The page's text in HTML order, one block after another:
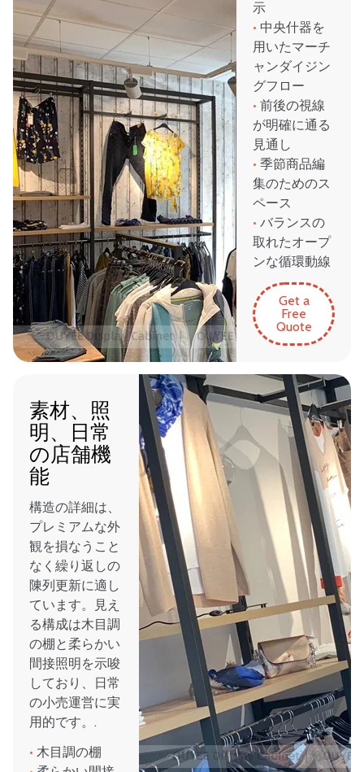
示
• 中央什器を
用いたマーチ
ャンダイジン
グフロー
• 前後の視線
が明確に通る
見通し
• 季節商品編
集のためのス
ペース
• バランスの
取れたオープ
ンな循環動線
Get a
Free
Quote
素材、照
明、日常
の店舗機
能
構造の詳細は、
プレミアムな外
観を損なうこと
なく繰り返しの
陳列更新に適し
ています。見え
る構成は木目調
の棚と柔らかい
間接照明を示唆
しており、日常
の小売運営に実
用的です。.
• 木目調の棚